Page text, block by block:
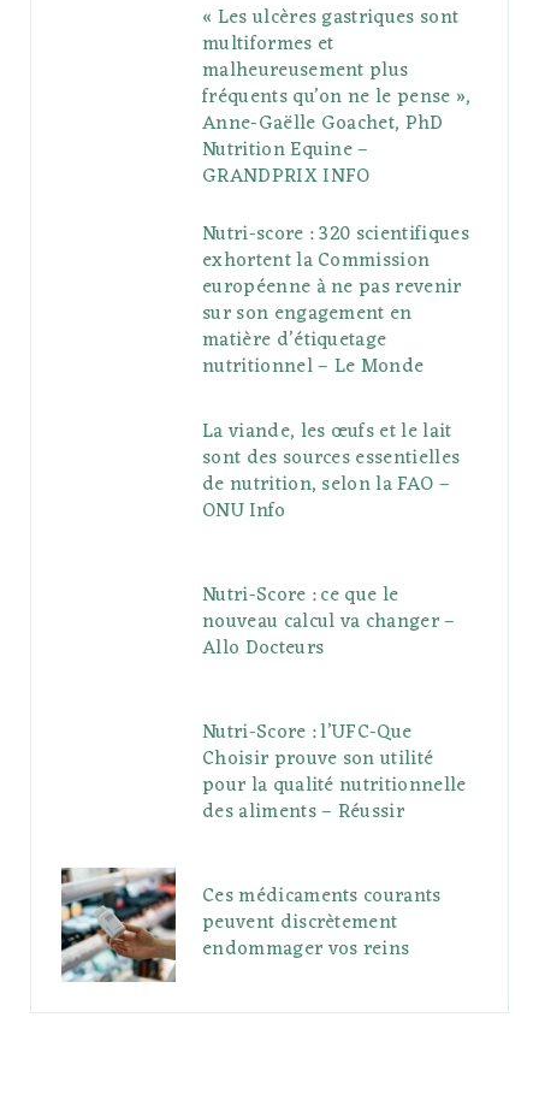
« Les ulcères gastriques sont
multiformes et
malheureusement plus
fréquents qu’on ne le pense »,
Anne-Gaëlle Goachet, PhD
Nutrition Equine –
GRANDPRIX INFO
Nutri-score : 320 scientifiques
exhortent la Commission
européenne à ne pas revenir
sur son engagement en
matière d’étiquetage
nutritionnel – Le Monde
La viande, les œufs et le lait
sont des sources essentielles
de nutrition, selon la FAO –
ONU Info
Nutri-Score : ce que le
nouveau calcul va changer –
Allo Docteurs
Nutri-Score : l’UFC-Que
Choisir prouve son utilité
pour la qualité nutritionnelle
des aliments – Réussir
Ces médicaments courants
peuvent discrètement
endommager vos reins